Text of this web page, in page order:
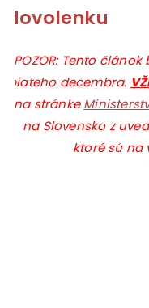
dovolenku
POZOR: Tento
piateho decembra.
na stránke
na Slovensko z
ktoré sú na